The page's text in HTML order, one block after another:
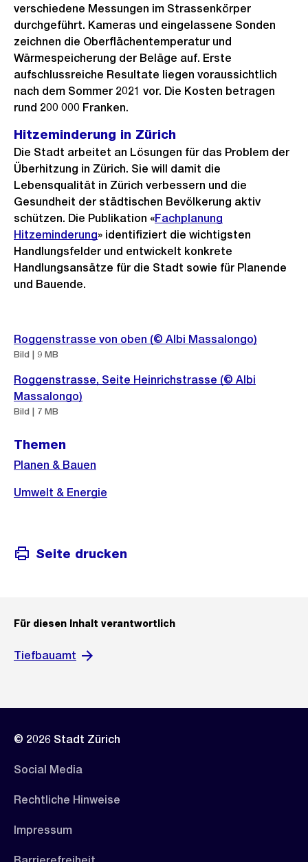
verschiedene Messungen im Strassenkörper
durchgeführt. Kameras und eingelassene Sonden
zeichnen die Oberflächentemperatur und
Wärmespeicherung der Beläge auf. Erste
aufschlussreiche Resultate liegen voraussichtlich
nach dem Sommer 2021 vor. Die Kosten betragen
rund 200 000 Franken.
Hitzeminderung in Zürich
Die Stadt arbeitet an Lösungen für das Problem der
Überhitzung in Zürich. Sie will damit die
Lebensqualität in Zürich verbessern und die
Gesundheit der städtischen Bevölkerung aktiv
schützen. Die Publikation «Fachplanung
Hitzeminderung» identifiziert die wichtigsten
Handlungsfelder und entwickelt konkrete
Handlungsansätze für die Stadt sowie für Planende
und Bauende.
Weitere
Informationen
Roggenstrasse von oben (© Albi Massalongo)
Bild | 9 MB
Roggenstrasse, Seite Heinrichstrasse (© Albi
Massalongo)
Bild | 7 MB
Themen
Planen & Bauen
Umwelt & Energie
Seite drucken
Für diesen Inhalt verantwortlich
Tiefbauamt
© 2026 Stadt Zürich
Social Media
Rechtliche Hinweise
Impressum